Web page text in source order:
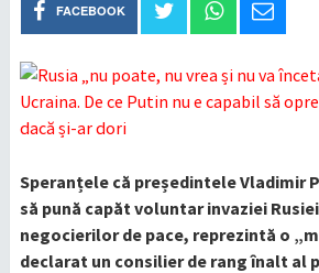
FACEBOOK
Speranțele că președintele Vladimir
să pună capăt voluntar invaziei
negocierilor de pace, reprezintă o
declarat un consilier de rang înalt al